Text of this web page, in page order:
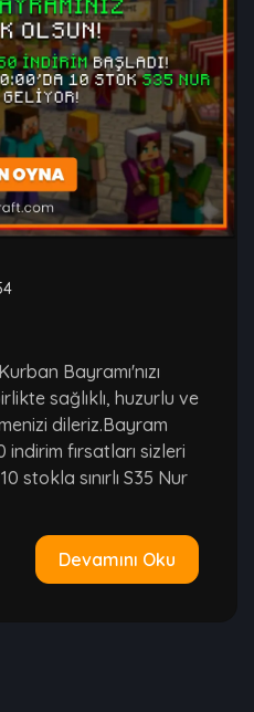
Bayramı'nızı
sağlıklı, huzurlu ve
dileriz.Bayram
fırsatları sizleri
stokla sınırlı S35 Nur
Devamını Oku